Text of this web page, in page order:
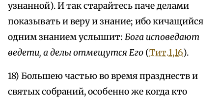
узнанной). И так старайтесь паче делами
показывать и веру и знание; ибо кичащийся
одним знанием услышит: Бога исповедают
ведети, а делы отмещутся Его (Тит.1,16).
18) Большею частью во время празднеств и
святых собраний, особенно же когда кто